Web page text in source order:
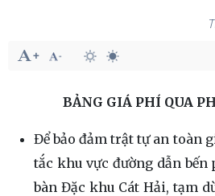
BẢNG GIÁ PHÍ QUA
Để bảo đảm trật tự an toàn
tắc khu vực đường dẫn
bàn Đặc khu Cát Hải, tạm